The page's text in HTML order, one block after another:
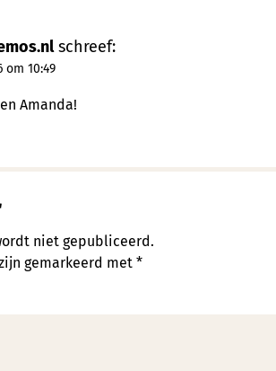
schreef:
om 10:49
Amanda!
niet gepubliceerd.
gemarkeerd met *